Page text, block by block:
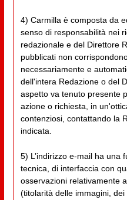
4) Carmilla è composta da
senso di responsabilità nei
redazionale e del Direttore
pubblicati non
necessariamente e
dell'intera Redazione o del
aspetto va tenuto presente
azione o richiesta, in
contenziosi, contattando la
indicata.
5) L’indirizzo e-mail ha una
tecnica, di interfaccia con
osservazioni relativamente
(titolarità delle immagini,